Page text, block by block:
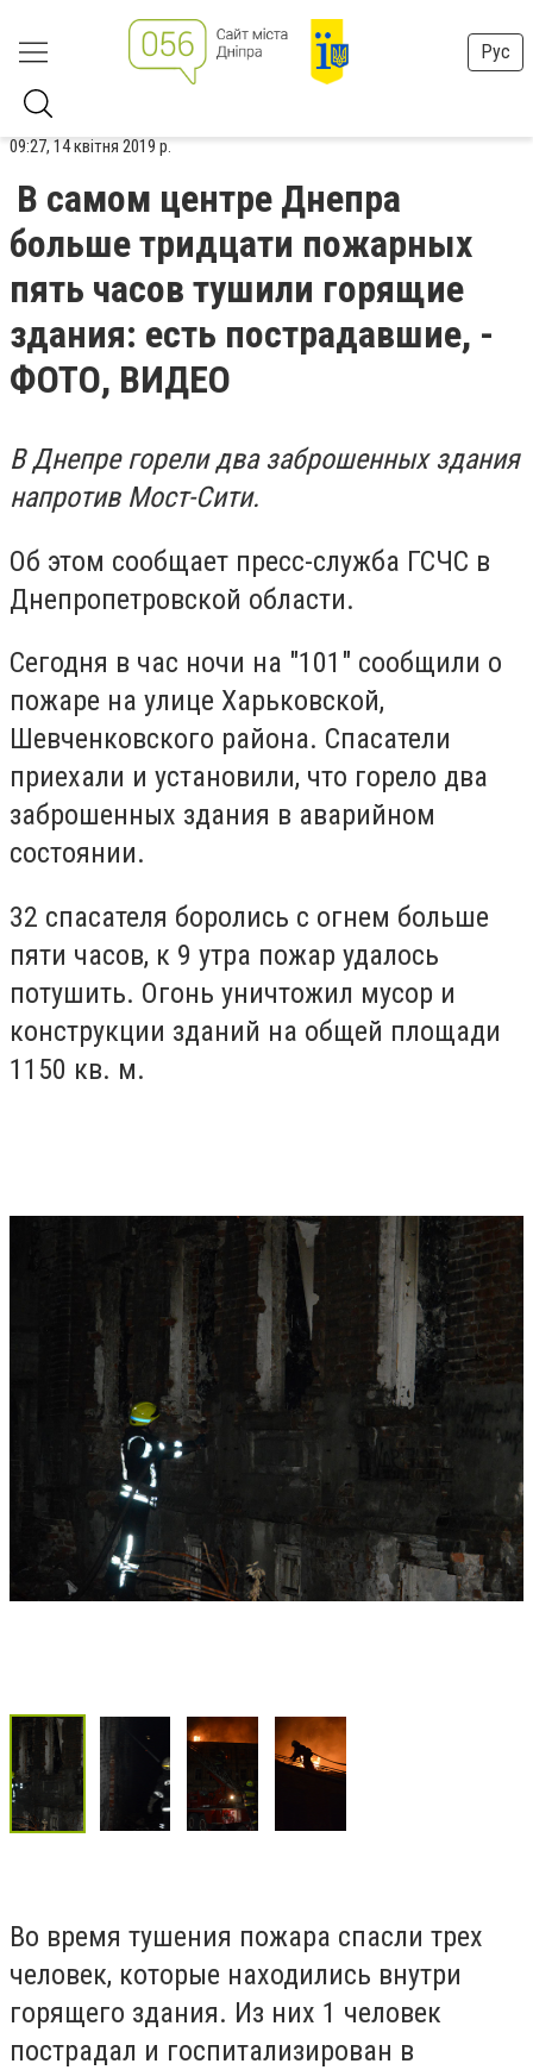
Рус
09:27, 14 квітня 2019 р.
В самом центре Днепра
больше тридцати пожарных
пять часов тушили горящие
здания: есть пострадавшие, -
ФОТО, ВИДЕО
В Днепре горели два заброшенных здания
напротив Мост-Сити.
Об этом сообщает пресс-служба ГСЧС в
Днепропетровской области.
Сегодня в час ночи на "101" сообщили о
пожаре на улице Харьковской,
Шевченковского района. Спасатели
приехали и установили, что горело два
заброшенных здания в аварийном
состоянии.
32 спасателя боролись с огнем больше
пяти часов, к 9 утра пожар удалось
потушить. Огонь уничтожил мусор и
конструкции зданий на общей площади
1150 кв. м.
Во время тушения пожара спасли трех
человек, которые находились внутри
горящего здания. Из них 1 человек
пострадал и госпитализирован в